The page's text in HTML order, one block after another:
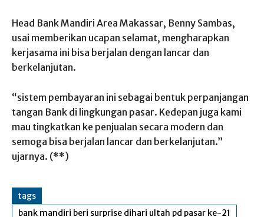
Head Bank Mandiri Area Makassar, Benny Sambas,
usai memberikan ucapan selamat, mengharapkan
kerjasama ini bisa berjalan dengan lancar dan
berkelanjutan.
“sistem pembayaran ini sebagai bentuk perpanjangan
tangan Bank di lingkungan pasar. Kedepan juga kami
mau tingkatkan ke penjualan secara modern dan
semoga bisa berjalan lancar dan berkelanjutan.”
ujarnya. (**)
tags
bank mandiri beri surprise dihari ultah pd pasar ke-21